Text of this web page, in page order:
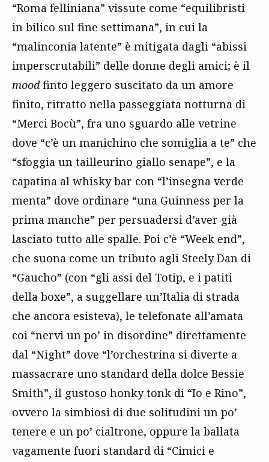
“Roma felliniana” vissute come “equilibristi
in bilico sul fine settimana”, in cui la
“malinconia latente” è mitigata dagli “abissi
imperscrutabili” delle donne degli amici; è il
moodfinto leggero suscitato da un amore
finito, ritratto nella passeggiata notturna di
“Merci Bocù”, fra uno sguardo alle vetrine
dove “c’è un manichino che somiglia a te” che
“sfoggia un tailleurino giallo senape”, e la
capatina al whisky bar con “l’insegna verde
menta” dove ordinare “una Guinness per la
prima manche” per persuadersi d’aver già
lasciato tutto alle spalle. Poi c’è “Week end”,
che suona come un tributo agli Steely Dan di
“Gaucho” (con “gli assi del Totip, e i patiti
della boxe”, a suggellare un’Italia di strada
che ancora esisteva), le telefonate all’amata
coi “nervi un po’ in disordine” direttamente
dal “Night” dove “l’orchestrina si diverte a
massacrare uno standard della dolce Bessie
Smith”, il gustoso honky tonk di “Io e Rino”,
ovvero la simbiosi di due solitudini un po’
tenere e un po’ cialtrone, oppure la ballata
vagamente fuori standard di “Cimici e